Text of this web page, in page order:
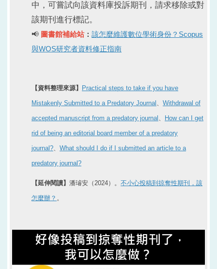
中，可嘗試向該資料庫投訴期刊，請求移除或對
該期刊進行標記。
📢 圖書館補給站： 該怎麼維護數位學術身份？Scopus
與WOS研究者資料修正指南
【資料整理來源】 Practical steps to take if you have
Mistakenly Submitted to a Predatory Journal 、 Withdrawal of
accepted manuscript from a predatory journal 、 How can I get
rid of being an editorial board member of a predatory
journal?、 What should I do if I submitted an article to a
predatory journal?
【延伸閱讀】 潘璿安（2024）。 不小心投稿到掠奪性期刊，該
怎麼辦？ 。